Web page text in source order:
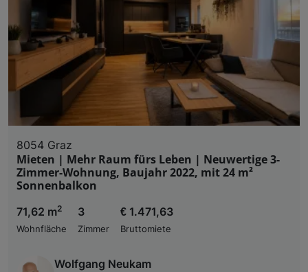
8054 Graz
Mieten | Mehr Raum fürs Leben | Neuwertige 3-
Zimmer-Wohnung, Baujahr 2022, mit 24 m²
Sonnenbalkon
71,62 m2
Wohnfläche
3
Zimmer
€ 1.471,63
Bruttomiete
Wolfgang Neukam